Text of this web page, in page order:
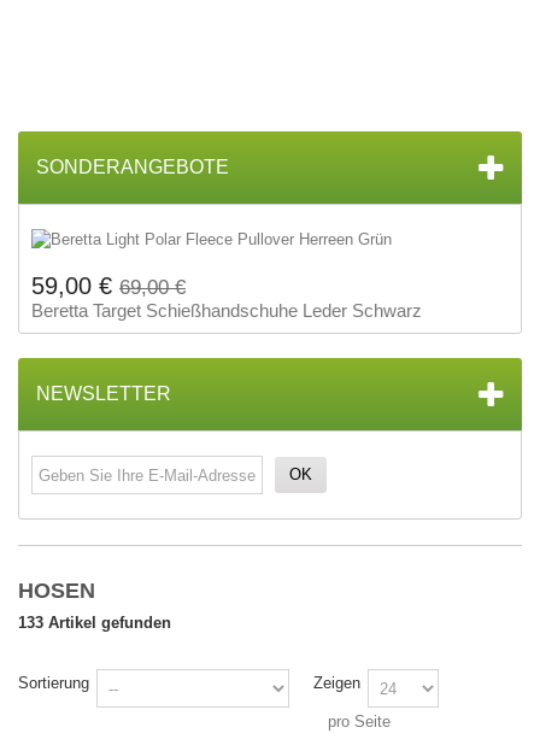
SONDERANGEBOTE
59,00 € 69,00 €
Beretta Target Schießhandschuhe Leder Schwarz
NEWSLETTER
OK
HOSEN
133 Artikel gefunden
Sortierung Zeigen
pro Seite